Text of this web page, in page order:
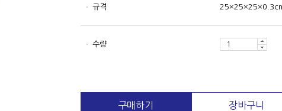
규격
수량
구매하기 장바구니